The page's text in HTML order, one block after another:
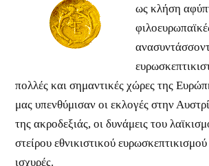
ως κλήση
πολλές και σημαντικές χώρες της
μας υπενθύμισαν οι εκλογές στην
της ακροδεξιάς, οι δυνάμεις του
στείρου εθνικιστικού
ισχυρές.